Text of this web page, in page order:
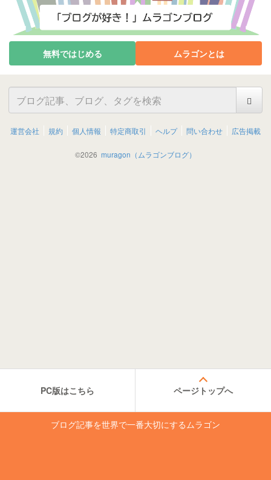
無料ではじめる ムラゴンとは
運営会社 規約 個人情報 特定商取引 ヘルプ 問い合わせ 広告掲載
©2026 muragon（ムラゴンブログ）
PC版はこちら ページトップへ
ブログ記事を世界で一番大切にするムラゴン